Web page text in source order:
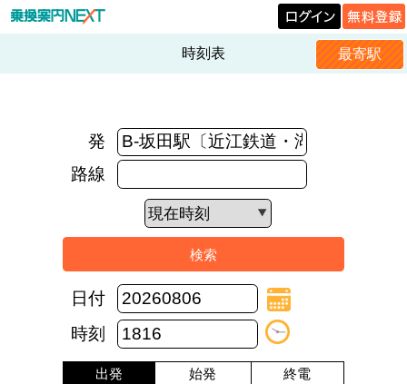
時刻表 最寄駅
発
路線
日付
時刻
出発 始発 終電